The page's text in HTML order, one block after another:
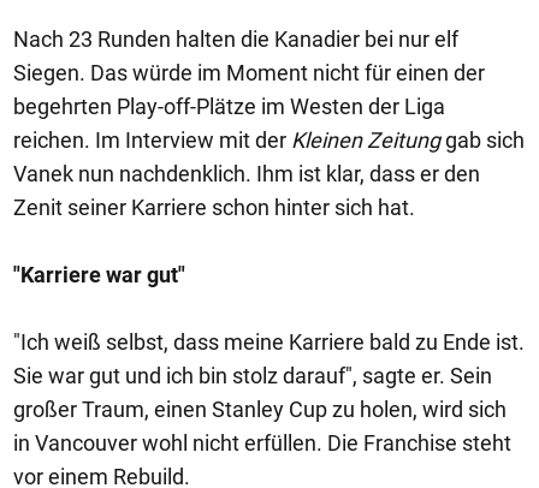
Nach 23 Runden halten die Kanadier bei nur elf
Siegen. Das würde im Moment nicht für einen der
begehrten Play-off-Plätze im Westen der Liga
reichen. Im Interview mit der Kleinen Zeitunggab sich
Vanek nun nachdenklich. Ihm ist klar, dass er den
Zenit seiner Karriere schon hinter sich hat.
"Karriere war gut"
"Ich weiß selbst, dass meine Karriere bald zu Ende ist.
Sie war gut und ich bin stolz darauf", sagte er. Sein
großer Traum, einen Stanley Cup zu holen, wird sich
in Vancouver wohl nicht erfüllen. Die Franchise steht
vor einem Rebuild.